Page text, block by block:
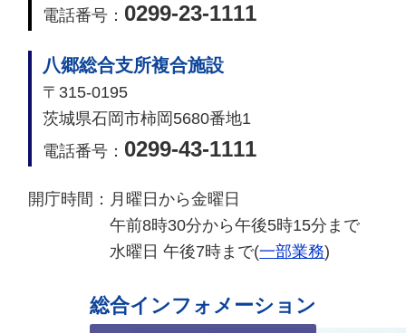
電話番号： 0299-23-1111
八郷総合支所複合施設
〒315-0195
茨城県石岡市柿岡5680番地1
電話番号： 0299-43-1111
開庁時間： 月曜日から金曜日
午前8時30分から午後5時15分まで
水曜日 午後7時まで(一部業務)
総合インフォメーション